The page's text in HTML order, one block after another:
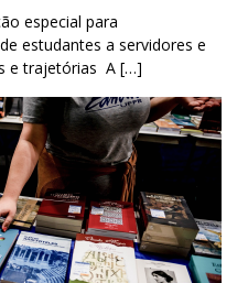
especial para
estudantes a servidores e
e trajetórias A […]